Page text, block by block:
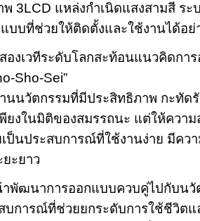
พ 3LCD แหล่งกำเนิดแสงสามสี ระ
บบที่ช่วยให้ติดตั้งและใช้งานได้อย่
องเวทีระดับโลกสะท้อนแนวคิดกา
Sho-Sei”
นนวัตกรรมที่มีประสิทธิภาพ กะทัด
ยงในมิติของสมรรถนะ แต่ให้ควา
เป็นประสบการณ์ที่ใช้งานง่าย มีคว
ะยาว
าพัฒนาการออกแบบควบคู่ไปกับนวั
การณ์ที่ช่วยยกระดับการใช้ชีวิตแ